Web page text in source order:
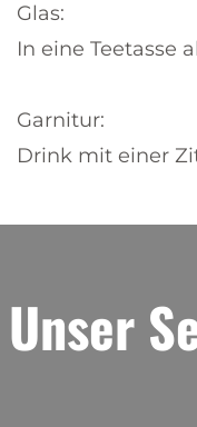
Glas:
In eine Teetasse
Garnitur:
Drink mit einer
Unser